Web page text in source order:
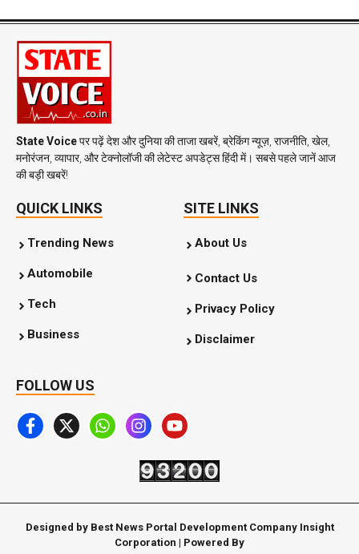
State Voiceपर पढ़ें देश और दुनिया की ताजा खबरें, ब्रेकिंग न्यूज़, राजनीति, खेल,
मनोरंजन, व्यापार, और टेक्नोलॉजी की लेटेस्ट अपडेट्स हिंदी में। सबसे पहले जानें आज
की बड़ी खबरें!
QUICK LINKS
Trending News
Automobile
Tech
Business
SITE LINKS
About Us
Contact Us
Privacy Policy
Disclaimer
FOLLOW US
Designed by Best News Portal Development Company Insight
Corporation | Powered By